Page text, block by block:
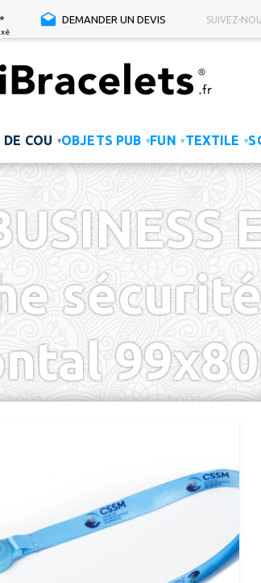
DEMANDER UN DEVIS SUIVEZ-
DE COU ▾OBJETS PUB ▾FUN ▾TEXTILE ▾